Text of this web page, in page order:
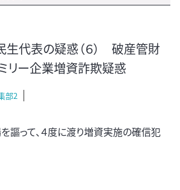
生代表の疑惑（６） 破産管財
リー企業増資詐欺疑惑
部2
謳って、４度に渡り増資実施の確信犯